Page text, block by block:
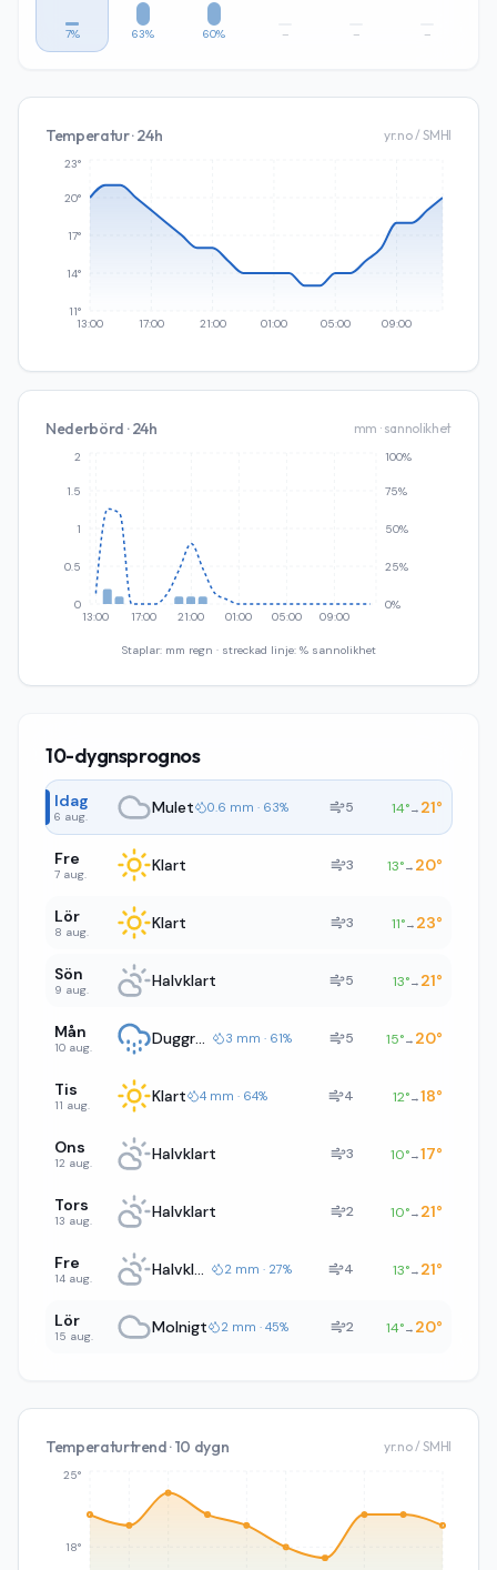
7% 63% 60% – – –
Temperatur · 24h yr.no / SMHI
13:00 17:00 21:00 01:00 05:00 09:00
11°
14°
17°
20°
23°
Nederbörd · 24h mm · sannolikhet
13:00 17:00 21:00 01:00 05:00 09:00
0
0.5
1
1.5
2
0%
25%
50%
75%
100%
Staplar: mm regn · streckad linje: % sannolikhet
10-dygnsprognos
Idag
6 aug. Mulet 0.6 mm · 63% 5 14°→ 21°
Fre
7 aug. Klart 3 13°→ 20°
Lör
8 aug. Klart 3 11°→ 23°
Sön
9 aug. Halvklart 5 13°→ 21°
Mån
10 aug. Duggregn 3 mm · 61% 5 15°→ 20°
Tis
11 aug. Klart 4 mm · 64% 4 12°→18°
Ons
12 aug. Halvklart 3 10°→17°
Tors
13 aug. Halvklart 2 10°→ 21°
Fre
14 aug. Halvklart 2 mm · 27% 4 13°→ 21°
Lör
15 aug. Molnigt 2 mm · 45% 2 14°→ 20°
Temperaturtrend · 10 dygn yr.no / SMHI
18°
25°